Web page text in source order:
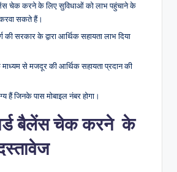
चेक करने के लिए सुविधाओं को लाभ पहुंचाने के
सकते हैं।
सरकार के द्वारा आर्थिक सहायता लाभ दिया
से मजदूर की आर्थिक सहायता प्रदान की
हैं जिनके पास मोबाइल नंबर होगा।
बैलेंस चेक करने के